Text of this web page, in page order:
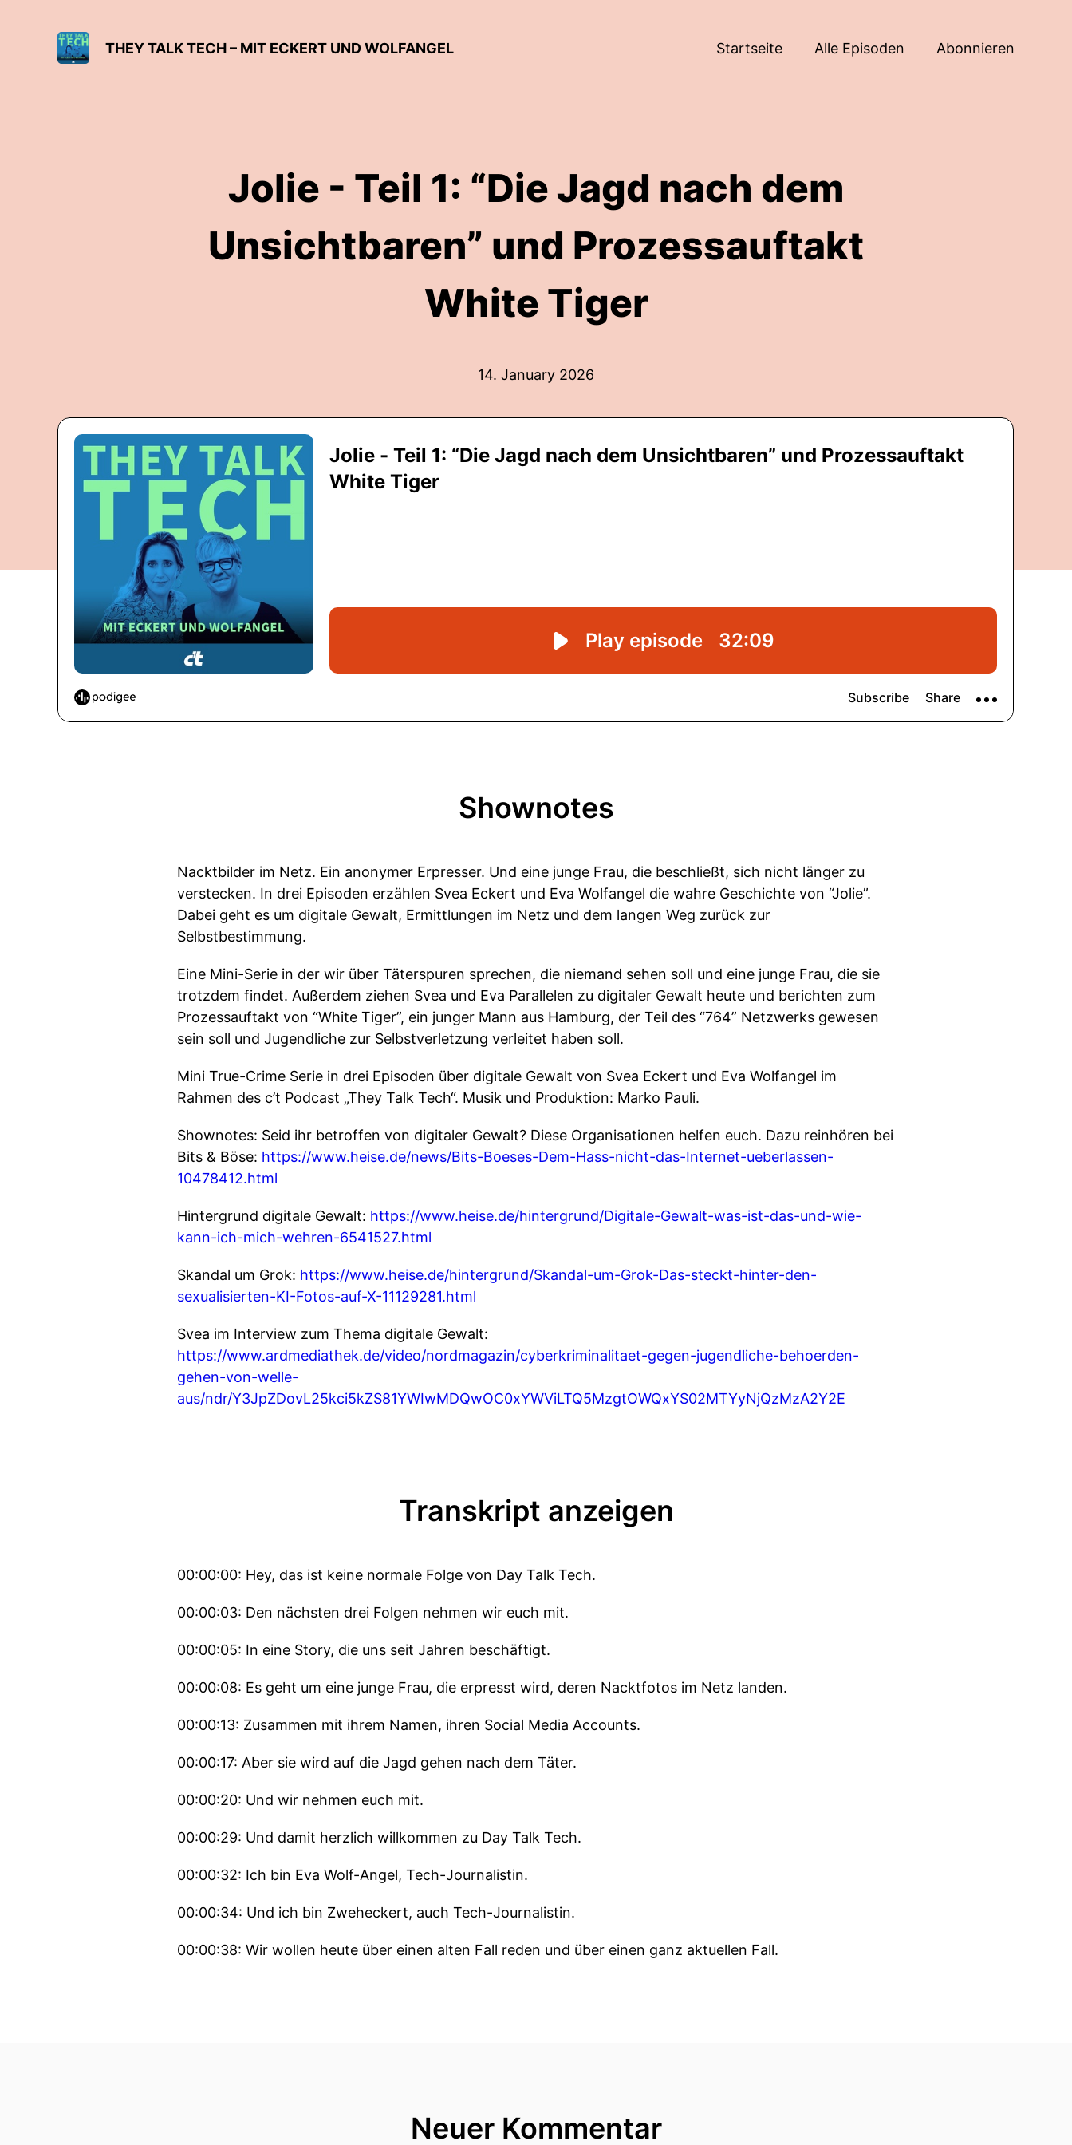
THEY TALK TECH – MIT ECKERT UND WOLFANGEL Startseite Alle Episoden Abonnieren
Jolie - Teil 1: “Die Jagd nach dem
Unsichtbaren” und Prozessauftakt
White Tiger
14. January 2026
Shownotes
Nacktbilder im Netz. Ein anonymer Erpresser. Und eine junge Frau, die beschließt, sich nicht länger zu
verstecken. In drei Episoden erzählen Svea Eckert und Eva Wolfangel die wahre Geschichte von “Jolie”.
Dabei geht es um digitale Gewalt, Ermittlungen im Netz und dem langen Weg zurück zur
Selbstbestimmung.
Eine Mini-Serie in der wir über Täterspuren sprechen, die niemand sehen soll und eine junge Frau, die sie
trotzdem findet. Außerdem ziehen Svea und Eva Parallelen zu digitaler Gewalt heute und berichten zum
Prozessauftakt von “White Tiger”, ein junger Mann aus Hamburg, der Teil des “764” Netzwerks gewesen
sein soll und Jugendliche zur Selbstverletzung verleitet haben soll.
Mini True-Crime Serie in drei Episoden über digitale Gewalt von Svea Eckert und Eva Wolfangel im
Rahmen des c’t Podcast „They Talk Tech“. Musik und Produktion: Marko Pauli.
Shownotes: Seid ihr betroffen von digitaler Gewalt? Diese Organisationen helfen euch. Dazu reinhören bei
Bits & Böse: https://www.heise.de/news/Bits-Boeses-Dem-Hass-nicht-das-Internet-ueberlassen-
10478412.html
Hintergrund digitale Gewalt: https://www.heise.de/hintergrund/Digitale-Gewalt-was-ist-das-und-wie-
kann-ich-mich-wehren-6541527.html
Skandal um Grok: https://www.heise.de/hintergrund/Skandal-um-Grok-Das-steckt-hinter-den-
sexualisierten-KI-Fotos-auf-X-11129281.html
Svea im Interview zum Thema digitale Gewalt:
https://www.ardmediathek.de/video/nordmagazin/cyberkriminalitaet-gegen-jugendliche-behoerden-
gehen-von-welle-
aus/ndr/Y3JpZDovL25kci5kZS81YWIwMDQwOC0xYWViLTQ5MzgtOWQxYS02MTYyNjQzMzA2Y2E
Transkript anzeigen
00:00:00: Hey, das ist keine normale Folge von Day Talk Tech.
00:00:03: Den nächsten drei Folgen nehmen wir euch mit.
00:00:05: In eine Story, die uns seit Jahren beschäftigt.
00:00:08: Es geht um eine junge Frau, die erpresst wird, deren Nacktfotos im Netz landen.
00:00:13: Zusammen mit ihrem Namen, ihren Social Media Accounts.
00:00:17: Aber sie wird auf die Jagd gehen nach dem Täter.
00:00:20: Und wir nehmen euch mit.
00:00:29: Und damit herzlich willkommen zu Day Talk Tech.
00:00:32: Ich bin Eva Wolf-Angel, Tech-Journalistin.
00:00:34: Und ich bin Zweheckert, auch Tech-Journalistin.
00:00:38: Wir wollen heute über einen alten Fall reden und über einen ganz aktuellen Fall.
haben, sich zu verletzen bis hin zum Suizid.Neuer Kommentar